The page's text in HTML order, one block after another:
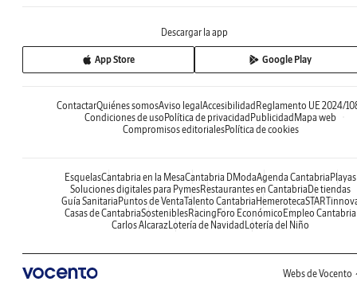
Descargar la app
App Store Google Play
ContactarQuiénes somosAviso legalAccesibilidadReglamento UE 2024/
Condiciones de usoPolítica de privacidadPublicidadMapa web
Compromisos editorialesPolítica de cookies
EsquelasCantabria en la MesaCantabria DModaAgenda CantabriaPlayas
Soluciones digitales para PymesRestaurantes en CantabriaDe tiendas
Guía SanitariaPuntos de VentaTalento CantabriaHemeroteca
Casas de CantabriaSosteniblesRacingForo EconómicoEmpleo Cantabria
Carlos AlcarazLotería de NavidadLotería del Niño
Webs de Vocento